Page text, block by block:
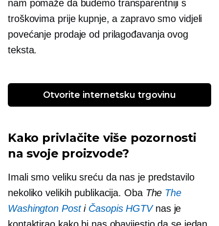
nam pomaže da budemo transparentniji s
troškovima prije kupnje, a zapravo smo vidjeli
povećanje prodaje od prilagođavanja ovog
teksta.
Otvorite internetsku trgovinu
Kako privlačite više pozornosti
na svoje proizvode?
Imali smo veliku sreću da nas je predstavilo
nekoliko velikih publikacija. Oba The The
Washington Posti Časopis HGTVnas je